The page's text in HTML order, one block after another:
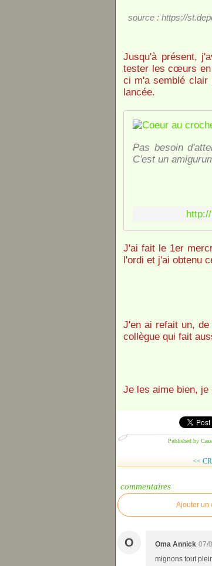
source : https://
Jusqu'à présent,
tester les cœurs en
ci m'a semblé clair
lancée.
Pas besoin
C'est un
J'ai fait le 1er
l'ordi et j'ai obtenu
J'en ai refait un,
collègue qui fait
Je les aime bien,
Published by
<<
commentaires
Ajouter un
O Oma Annick 07/
mignons tout